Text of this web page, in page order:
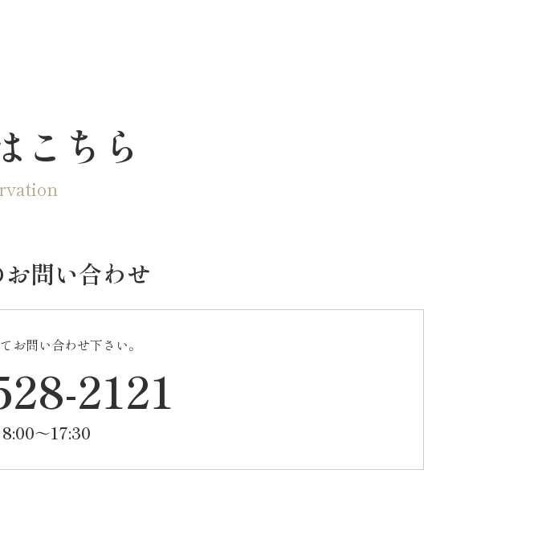
こちら
問い合わせ
お問い合わせ下さい。
2121
～17:30